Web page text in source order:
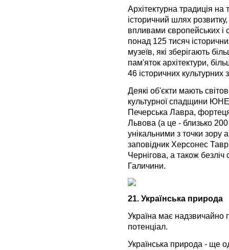
Архітектурна традиція
історичний шлях
впливами європейських і
понад 125 тисяч
музеїв, які зберігають
пам'яток архітектури,
46 історичних культурних
Деякі об'єкти мають
культурної спадщини
Печерська Лавра,
Львова (а це - близько
унікальними з точки зору
заповідник Херсонес
Чернігова, а також безліч
Галичини.
21. Українська природа
Україна має надзвичайно
потенціал.
Українська природа - ще